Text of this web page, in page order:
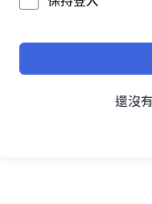
還沒